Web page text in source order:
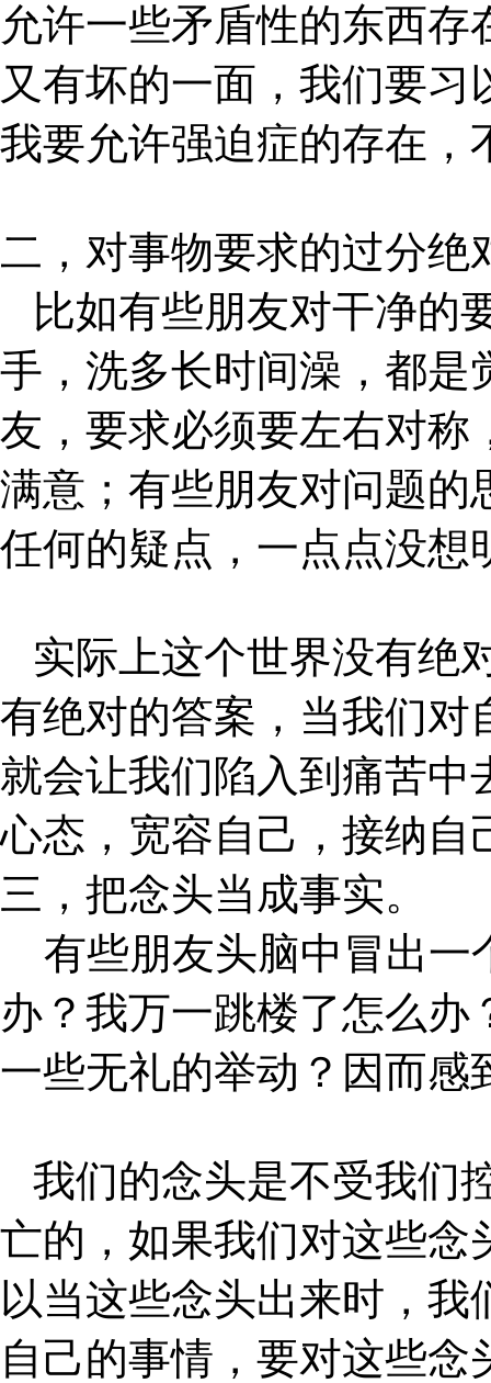
允许一些矛盾性的东西
又有坏的一面，我们要
我要允许强迫症的存在，
二，对事物要求的过分绝
比如有些朋友对干净的
手，洗多长时间澡，都是
友，要求必须要左右对称
满意；有些朋友对问题的
任何的疑点，一点点没想
实际上这个世界没有绝
有绝对的答案，当我们对
就会让我们陷入到痛苦中
心态，宽容自己，接纳自
三，把念头当成事实。
有些朋友头脑中冒出一
办？我万一跳楼了怎么
一些无礼的举动？因而感
我们的念头是不受我们
亡的，如果我们对这些念
以当这些念头出来时，
自己的事情，要对这些念